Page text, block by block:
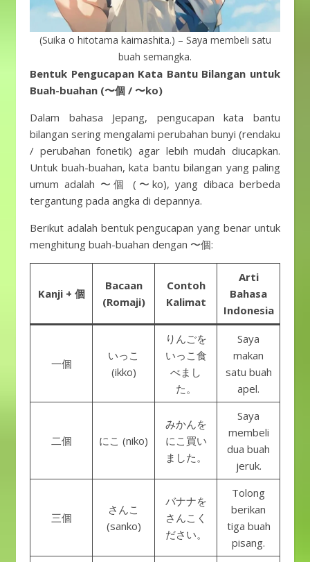
(Suika o hitotama kaimashita.) – Saya membeli satu
buah semangka.
Bentuk Pengucapan Kata Bantu Bilangan untuk
Buah-buahan (〜個 / 〜ko)
Dalam bahasa Jepang, pengucapan kata bantu
bilangan sering mengalami perubahan bunyi (rendaku
/ perubahan fonetik) agar lebih mudah diucapkan.
Untuk buah-buahan, kata bantu bilangan yang paling
umum adalah 〜個 (〜ko), yang dibaca berbeda
tergantung pada angka di depannya.
Berikut adalah bentuk pengucapan yang benar untuk
menghitung buah-buahan dengan 〜個:
Kanji + 個
Bacaan
(Romaji)
Contoh
Kalimat
Arti
Bahasa
Indonesia
一個
いっこ
(ikko)
りんごを
いっこ食
べまし
た。
Saya
makan
satu buah
apel.
二個 にこ (niko)
みかんを
にこ買い
ました。
Saya
membeli
dua buah
jeruk.
三個
さんこ
(sanko)
バナナを
さんこく
ださい。
Tolong
berikan
tiga buah
pisang.